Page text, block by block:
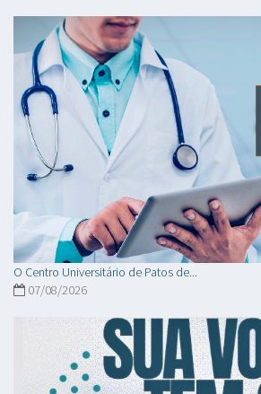
O Centro Universitário de Patos de...
07/08/2026